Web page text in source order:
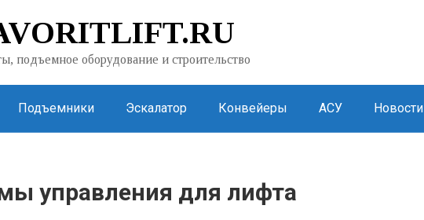
подъемное оборудование и строительство
Подъемники Эскалатор Конвейеры АСУ Новости
управления для лифта